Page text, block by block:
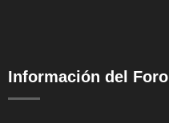
Información del Foro